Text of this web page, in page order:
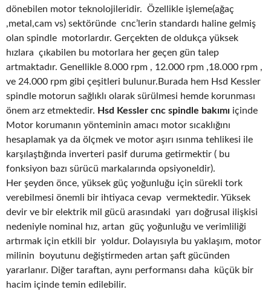
dönebilen motor teknolojileridir. Özellikle işleme(ağaç
,metal,cam vs) sektöründe cnc’lerin standardı haline gelmiş
olan spindle motorlardır. Gerçekten de oldukça yüksek
hızlara çıkabilen bu motorlara her geçen gün talep
artmaktadır. Genellikle 8.000 rpm , 12.000 rpm ,18.000 rpm ,
ve 24.000 rpm gibi çeşitleri bulunur.Burada hem Hsd Kessler
spindle motorun sağlıklı olarak sürülmesi hemde korunması
önem arz etmektedir. Hsd Kessler cnc spindle bakımı içinde
Motor korumanın yönteminin amacı motor sıcaklığını
hesaplamak ya da ölçmek ve motor aşırı ısınma tehlikesi ile
karşılaştığında inverteri pasif duruma getirmektir ( bu
fonksiyon bazı sürücü markalarında opsiyoneldir).
Her şeyden önce, yüksek güç yoğunluğu için sürekli tork
verebilmesi önemli bir ihtiyaca cevap vermektedir. Yüksek
devir ve bir elektrik mil gücü arasındaki yarı doğrusal ilişkisi
nedeniyle nominal hız, artan güç yoğunluğu ve verimliliği
artırmak için etkili bir yoldur. Dolayısıyla bu yaklaşım, motor
milinin boyutunu değiştirmeden artan şaft gücünden
yararlanır. Diğer taraftan, aynı performansı daha küçük bir
hacim içinde temin edilebilir.